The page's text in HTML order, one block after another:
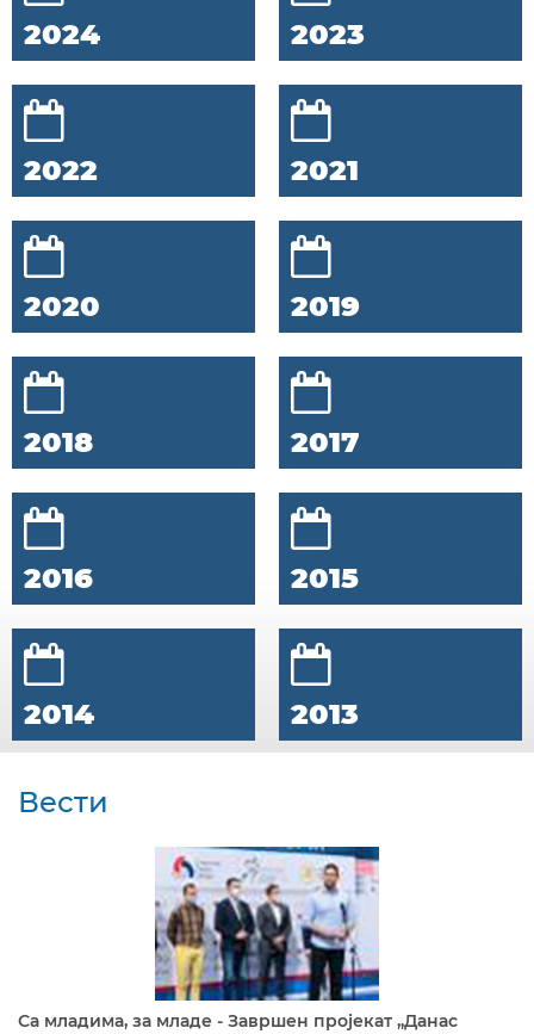
2024 2023
2022 2021
2020 2019
2018 2017
2016 2015
2014 2013
Вести
Са младима, за младе - Завршен пројекат „Данас